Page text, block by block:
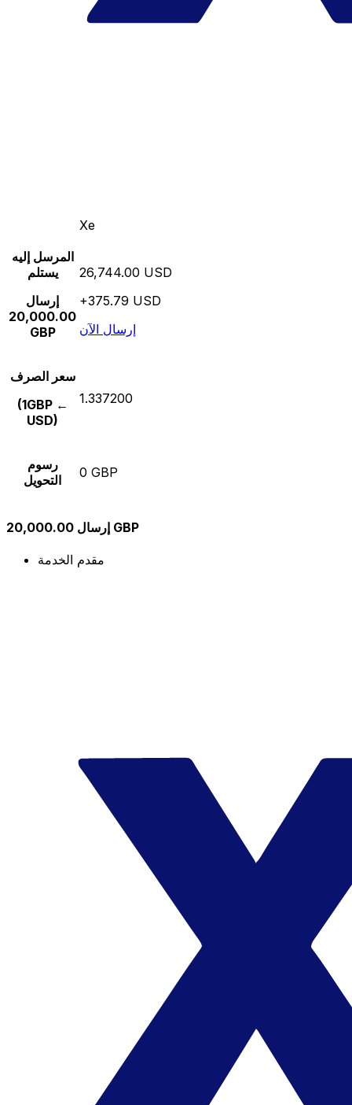
Xe
المرسل إليه
يستلم
إرسال
20,000.00
GBP
26,744.00 USD
+375.79 USD
إرسال الآن
سعر الصرف
(1GBP ←
USD)
1.337200
رسوم
التحويل
0 GBP
إرسال 20,000.00 GBP
مقدم الخدمة